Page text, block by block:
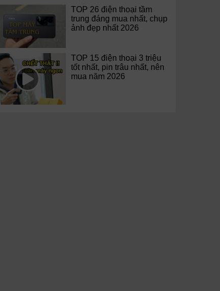
TOP 26 điện thoại tầm
trung đáng mua nhất, chụp
ảnh đẹp nhất 2026
TOP 15 điện thoại 3 triệu
tốt nhất, pin trâu nhất, nên
mua năm 2026